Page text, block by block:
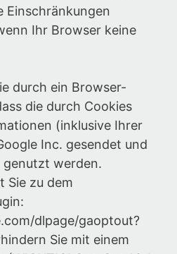
Einschränkungen
Ihr Browser keine
durch ein Browser-
die durch Cookies
(inklusive Ihrer
Inc. gesendet und
genutzt werden.
Sie zu dem
dlpage/gaoptout?
Sie mit einem